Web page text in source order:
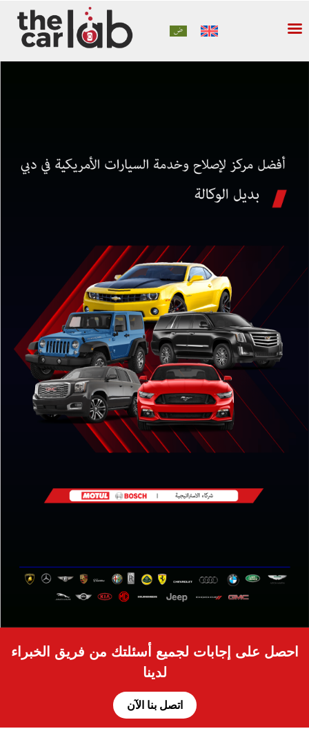
احصل على إجابات لجميع أسئلتك من فريق الخبراء
لدينا
اتصل بنا الآن